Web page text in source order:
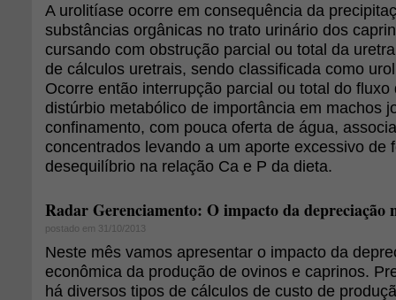
A urolitíase ocorre em consequência da
substâncias orgânicas no trato urinário dos
cursando com obstrução parcial ou total da
de cálculos uretrais, sendo classificada como
Ocorre então interrupção parcial ou total do fluxo
distúrbio metabólico de importância em machos
confinamento, com pouca oferta de água,
concentrados levando a um aporte excessivo de
desequilíbrio na relação Ca e P da dieta.
Radar Gerenciamento: O impacto da depreciação
postado em 31/10/2013
Neste mês vamos apresentar o impacto da
econômica da produção de ovinos e caprinos.
há diversos tipos de cálculos de custo de